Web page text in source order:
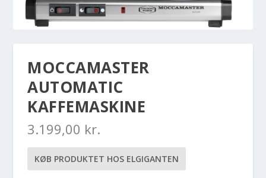
MOCCAMASTER
AUTOMATIC
KAFFEMASKINE
3.199,00 kr.
KØB PRODUKTET HOS ELGIGANTEN